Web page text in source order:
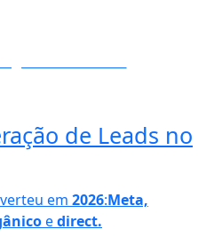
de Leads no
em 2026:Meta,
edirect.